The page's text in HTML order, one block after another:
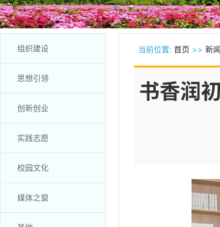
组织建设
思想引领
创新创业
实践志愿
校园文化
媒体之窗
当前位置: 首页 >> 新
书香润